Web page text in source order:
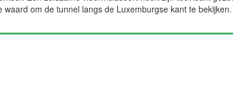
om de tunnel langs de Luxemburgse kant te